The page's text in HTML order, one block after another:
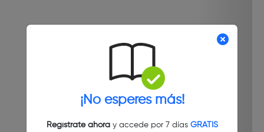
¡No esperes más!
Regístrate ahoray accede por 7 días GRATIS